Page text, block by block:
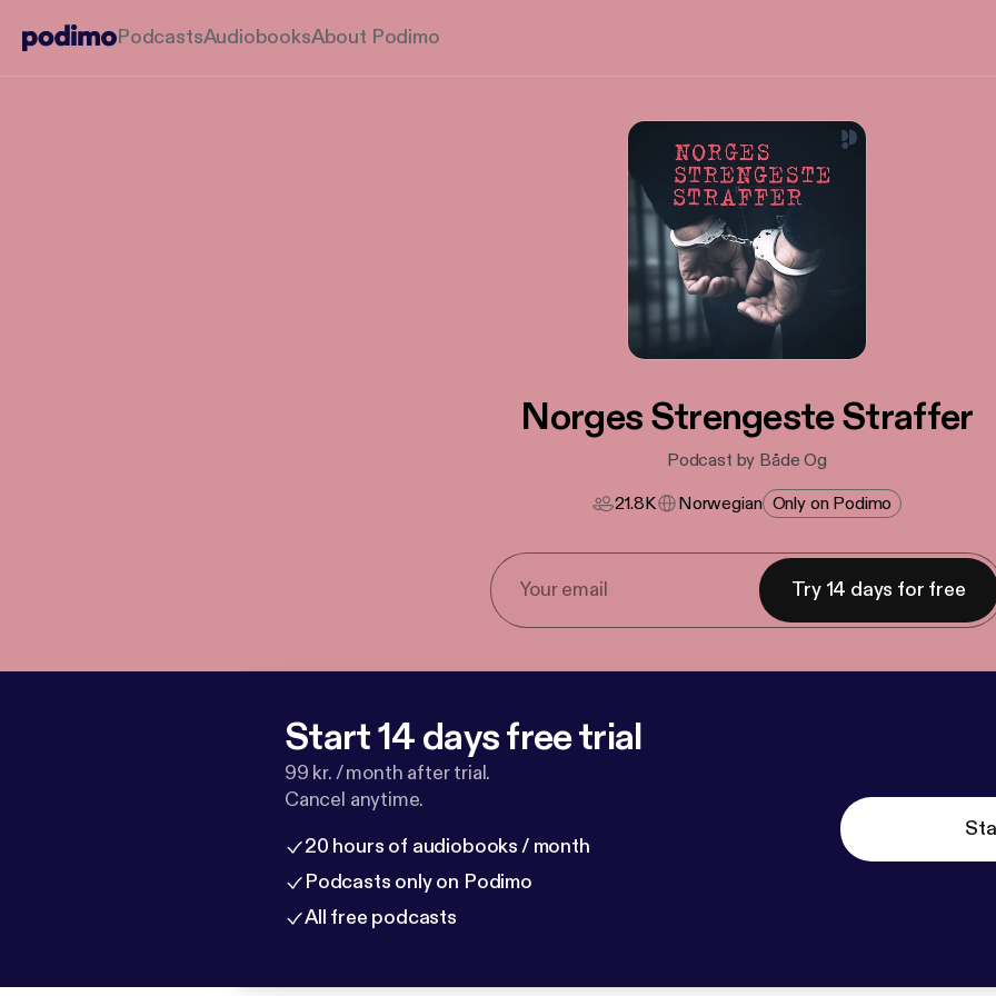
PodcastsAudiobooksAbout Podimo
Norges Strengeste Straffer
Podcast by Både Og
21.8K
Norwegian Only on Podimo
Try 14 days for free
Start 14 days free trial
99 kr. / month after trial.
Cancel anytime.
20 hours of audiobooks / month
Podcasts only on Podimo
All free podcasts